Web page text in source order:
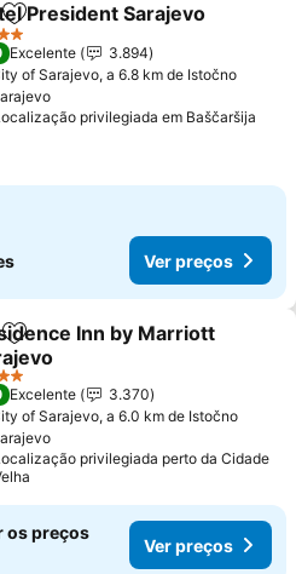
Adicionar aos favoritos
President Sarajevo
Excelente
3.894
of Sarajevo, a 6.8 km de Istočno
privilegiada em Baščaršija
Ver preços
Adicionar aos favoritos
Inn by Marriott
Excelente
3.370
of Sarajevo, a 6.0 km de Istočno
privilegiada perto da Cidade
os preços
Ver preços